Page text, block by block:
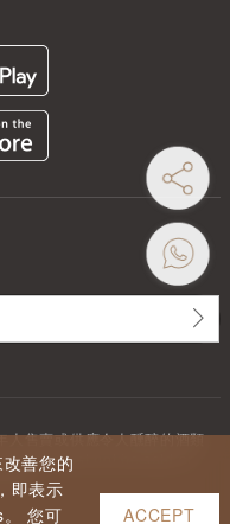
善您的
即表示
您可
ACCEPT
人售賣或供應令人醺醉的酒類
must not be sold or